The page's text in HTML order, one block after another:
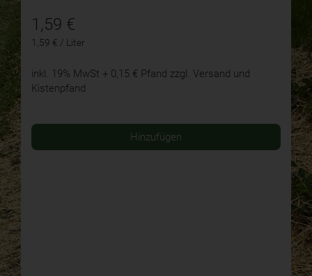
1,59 €
1,59 € / Liter
inkl. 19% MwSt + 0,15 € Pfand zzgl. Versand und
Kistenpfand
Hinzufügen